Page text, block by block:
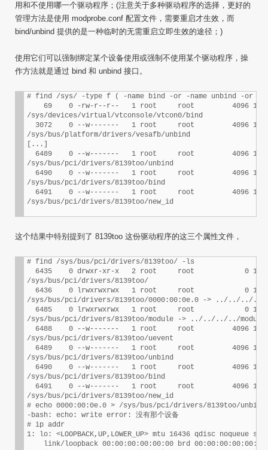
用和不使用哪一个驱动程序；(注意关于多种驱动程序的选择，更好的
管理方法是使用 modprobe.conf 配置文件，需要重启才生效，而
bind/unbind 提供的是一种临时的无需重启立即生效的途径；)
使用它们可以强制绑定某个设备使用或强制不使用某个驱动程序，操
作方法就是通过 bind 和 unbind 接口。
# find /sys/ -type f ( -name bind -or -name unbind -or -
69    0 -rw-r--r--   1 root     root         4096 12
/sys/devices/virtual/vtconsole/vtcon0/bind
3072    0 --w-------   1 root     root         4096 12
/sys/bus/platform/drivers/vesafb/unbind
[...]
6489    0 --w-------   1 root     root         4096 12
/sys/bus/pci/drivers/8139too/unbind
6490    0 --w-------   1 root     root         4096 12
/sys/bus/pci/drivers/8139too/bind
6491    0 --w-------   1 root     root         4096 12
/sys/bus/pci/drivers/8139too/new_id
这个结果中特别提到了 8139too 这份驱动程序的这三个属性文件，
# find /sys/bus/pci/drivers/8139too/ -ls
6435    0 drwxr-xr-x   2 root     root            0 12
/sys/bus/pci/drivers/8139too/
6436    0 lrwxrwxrwx   1 root     root            0 12
/sys/bus/pci/drivers/8139too/0000:00:0e.0 -> ../../../../
6485    0 lrwxrwxrwx   1 root     root            0 12
/sys/bus/pci/drivers/8139too/module -> ../../../../module/
6488    0 --w-------   1 root     root         4096 12
/sys/bus/pci/drivers/8139too/uevent
6489    0 --w-------   1 root     root         4096 12
/sys/bus/pci/drivers/8139too/unbind
6490    0 --w-------   1 root     root         4096 12
/sys/bus/pci/drivers/8139too/bind
6491    0 --w-------   1 root     root         4096 12
/sys/bus/pci/drivers/8139too/new_id
# echo 0000:00:0e.0 > /sys/bus/pci/drivers/8139too/unbind
-bash: echo: write error: 没有那个设备
# ip addr
1: lo: <LOOPBACK,UP,LOWER_UP> mtu 16436 qdisc noqueue state
    link/loopback 00:00:00:00:00:00 brd 00:00:00:00:00:00